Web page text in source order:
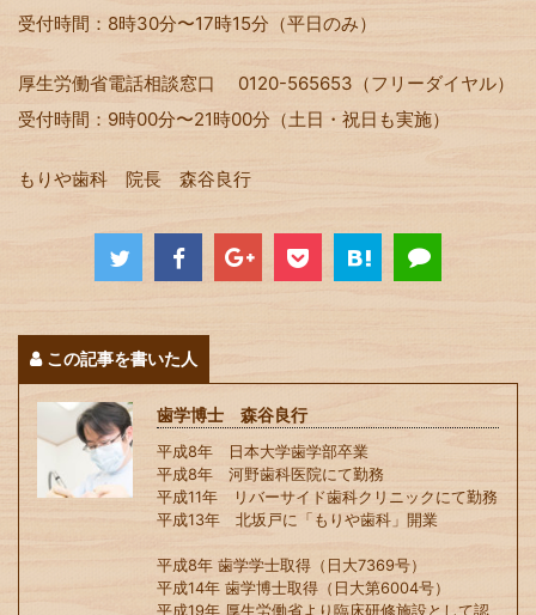
受付時間：8時30分〜17時15分（平日のみ）
厚生労働省電話相談窓口 0120-565653（フリーダイヤル）
受付時間：9時00分〜21時00分（土日・祝日も実施）
もりや歯科 院長 森谷良行
この記事を書いた人
歯学博士 森谷良行
平成8年 日本大学歯学部卒業
平成8年 河野歯科医院にて勤務
平成11年 リバーサイド歯科クリニックにて勤務
平成13年 北坂戸に「もりや歯科」開業
平成8年 歯学学士取得（日大7369号）
平成14年 歯学博士取得（日大第6004号）
平成19年 厚生労働省より臨床研修施設として認